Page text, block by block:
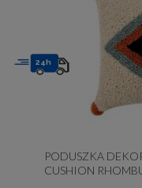
PODUSZKA
CUSHION
24h